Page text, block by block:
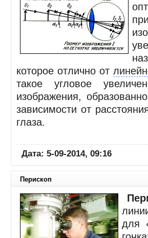
которое отлично от
такое угловое
изображения,
зависимости от
глаза.
Дата: 5-09-2014, 09:16
Перископ
для